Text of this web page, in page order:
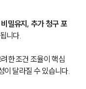
비밀유지, 추가 청구 포
니다.
한 조건 조율이 핵심
이 달라질 수 있습니다.